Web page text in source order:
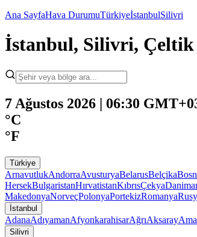
Ana SayfaHava DurumuTürkiyeİstanbulSilivri
İstanbul, Silivri,
7 Ağustos 2026 | 06:30
°C
°F
Türkiye
ArnavutlukAndorraAvusturyaBelarusBelçika
HersekBulgaristanHırvatistanKıbrısÇekya
MakedonyaNorveçPolonyaPortekizRomanya
İstanbul
AdanaAdıyamanAfyonkarahisarAğrıAksaray
Silivri